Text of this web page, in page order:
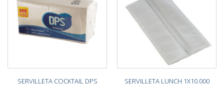
SERVILLETA COCKTAIL DPS
SERVILLETA LUNCH 1X10.000